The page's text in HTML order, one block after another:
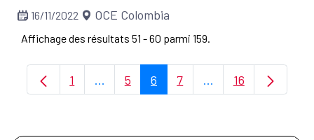
16/11/2022 OCE Colombia
Affichage des résultats 51 - 60 parmi 159.
Page
1 ...Pages intermédiaires Utilisez TAB pour
Page
5 Page
6 Page
7 ...PagesPage
16